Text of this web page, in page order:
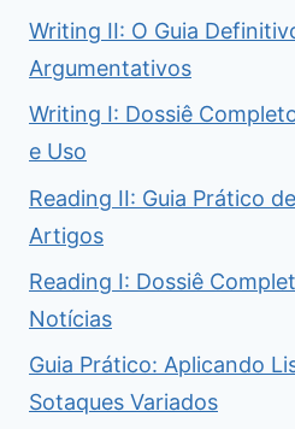
Writing II: O Guia
Argumentativos
Writing I: Dossiê
e Uso
Reading II: Guia Prático
Artigos
Reading I: Dossiê
Notícias
Guia Prático: Aplicando
Sotaques Variados